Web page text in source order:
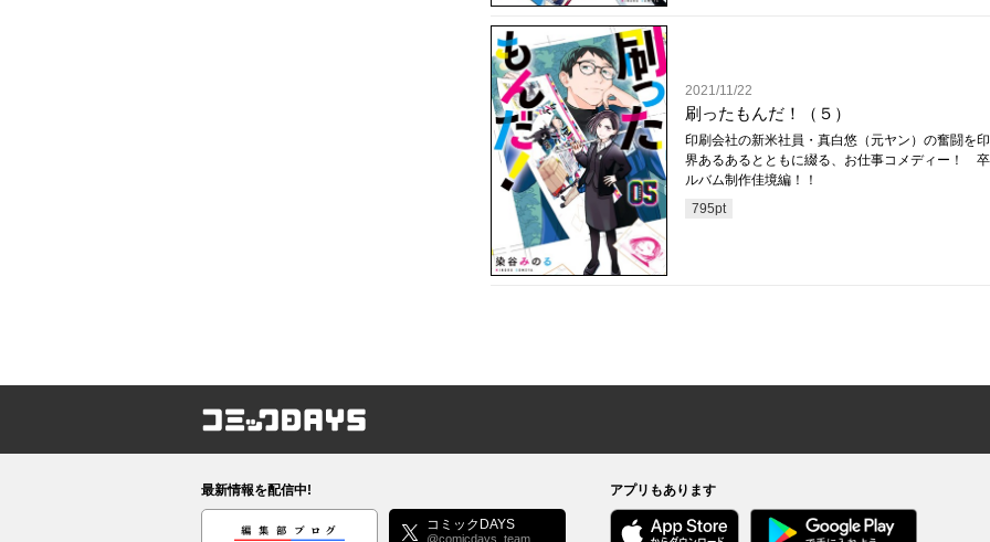
2021/11/22
刷ったもんだ！（５）
印刷会社の新米社員・真白悠（元ヤン）の奮闘を
界あるあるとともに綴る、お仕事コメディー！
ルバム制作佳境編！！
795pt
コミックDAYS
最新情報を配信中!
編集部ブログ コミックDAYS
@comicdays_team
アプリもあります